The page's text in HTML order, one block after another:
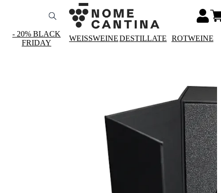
- 20% BLACK
FRIDAY
WEISSWEINEDESTILLATE ROTWEINE